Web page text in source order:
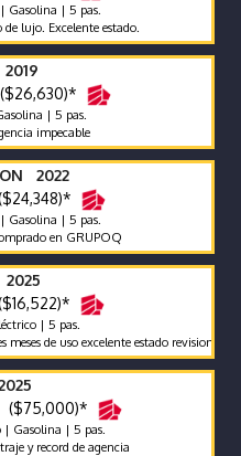
Gasolina | 5 pas.
Excelente estado.
($26,630)*
| 5 pas.
impecable
2022
Gasolina | 5 pas.
en GRUPOQ
2025
| 5 pas.
de uso excelente estado revision reciente
($75,000)*
Gasolina | 5 pas.
record de agencia